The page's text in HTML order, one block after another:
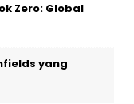
Zero: Global
yang